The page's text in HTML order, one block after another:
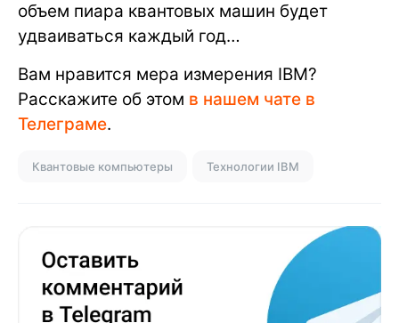
объем пиара квантовых машин будет
удваиваться каждый год…
Вам нравится мера измерения IBM?
Расскажите об этом в нашем чате в
Телеграме.
Квантовые компьютеры Технологии IBM